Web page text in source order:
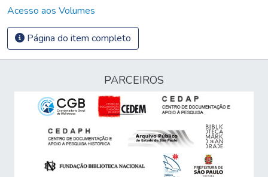
Acesso aos Volumes
Página do item completo
PARCEIROS